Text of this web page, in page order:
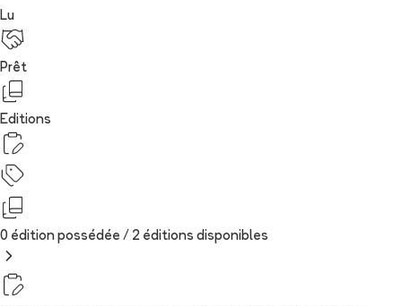
Lu
Prêt
Editions
0 édition possédée / 2 éditions disponibles